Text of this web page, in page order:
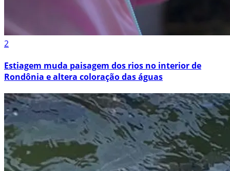
2
Estiagem muda paisagem dos rios no interior de
Rondônia e altera coloração das águas